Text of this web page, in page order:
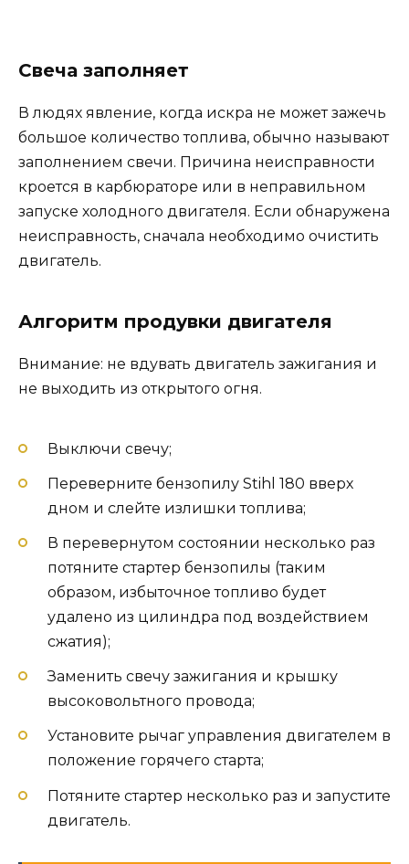
Свеча заполняет
В людях явление, когда искра не может зажечь
большое количество топлива, обычно называют
заполнением свечи. Причина неисправности
кроется в карбюраторе или в неправильном
запуске холодного двигателя. Если обнаружена
неисправность, сначала необходимо очистить
двигатель.
Алгоритм продувки двигателя
Внимание: не вдувать двигатель зажигания и
не выходить из открытого огня.
Выключи свечу;
Переверните бензопилу Stihl 180 вверх
дном и слейте излишки топлива;
В перевернутом состоянии несколько раз
потяните стартер бензопилы (таким
образом, избыточное топливо будет
удалено из цилиндра под воздействием
сжатия);
Заменить свечу зажигания и крышку
высоковольтного провода;
Установите рычаг управления двигателем в
положение горячего старта;
Потяните стартер несколько раз и запустите
двигатель.